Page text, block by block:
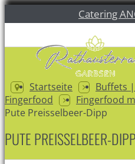
Catering
Startseite
Buffets
Fingerfood
Fingerfood
Pute Preisselbeer-Dipp
PUTE PREISSELBEER-DIPP